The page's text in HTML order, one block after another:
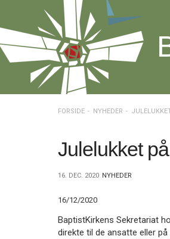
over
og
gå
Vend
tilbage
Værktøjskassen
BaptistKirken
FORSIDE NYHEDER
Julelukket
16. DEC. 2020 NYHEDER
16/12/2020
BaptistKirkens Sekretariat
direkte til de ansatte eller